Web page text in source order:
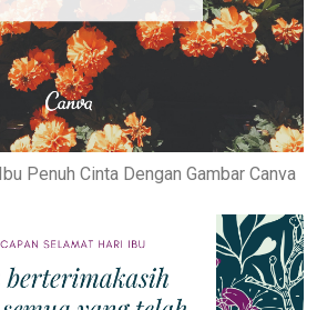
Penuh Cinta Dengan Gambar Canva